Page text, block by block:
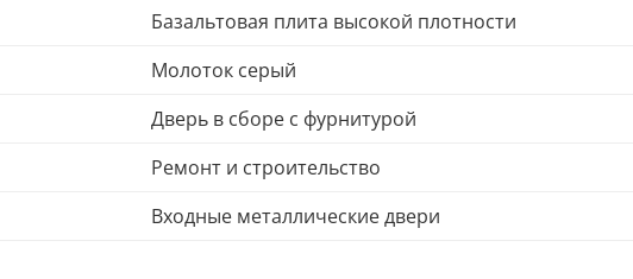
Базальтовая плита высокой плотности
Молоток серый
Дверь в сборе с фурнитурой
Ремонт и строительство
Входные металлические двери